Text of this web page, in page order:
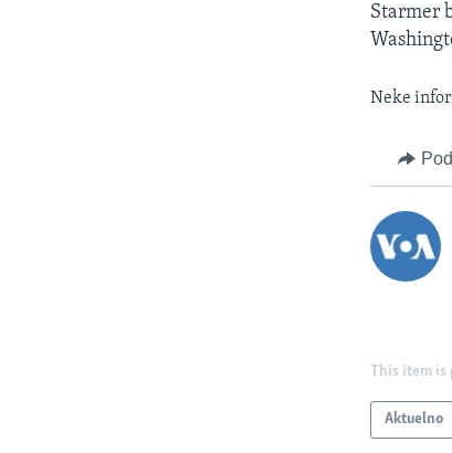
Starmer
Neke
This item is
Aktuelno